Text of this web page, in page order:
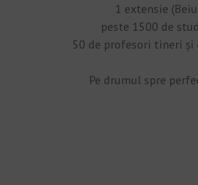
1 extensie
peste 1500 de
50 de profesori tineri și
Pe drumul spre